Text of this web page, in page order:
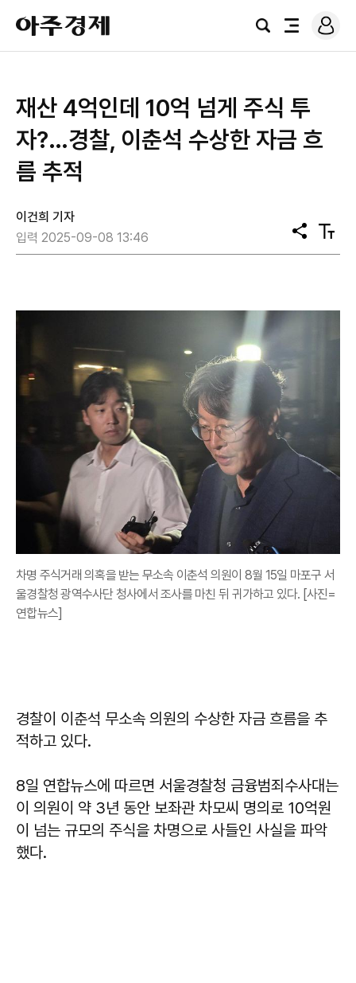
아
주
경
검
전
로
그
재산 4억인데 10억 넘게 주식 투
자?…경찰, 이춘석 수상한 자금 흐
름 추적
이건희 기자
입력 2025-09-08 13:46
공
유
텍
스
차명 주식거래 의혹을 받는 무소속 이춘석 의원이 8월 15일 마포구 서
울경찰청 광역수사단 청사에서 조사를 마친 뒤 귀가하고 있다. [사진=
연합뉴스]
경찰이 이춘석 무소속 의원의 수상한 자금 흐름을 추
적하고 있다.
8일 연합뉴스에 따르면 서울경찰청 금융범죄수사대는
이 의원이 약 3년 동안 보좌관 차모씨 명의로 10억원
이 넘는 규모의 주식을 차명으로 사들인 사실을 파악
했다.